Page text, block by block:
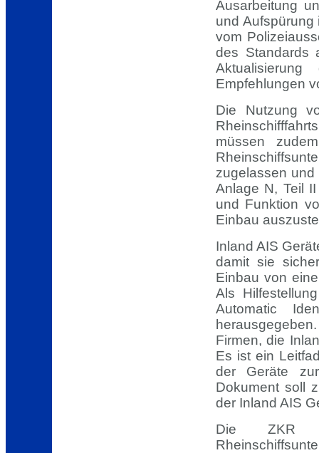
Ausarbeitung
und Aufspürung
vom
des Standards
Empfehlungen
Die Nutzung
müssen
zugelassen
Anlage N, Teil
und Funktion
Einbau
Inland AIS
damit sie
Einbau von
Als
Automatic
Firmen, die
Es ist ein
der Geräte
Dokument soll
der Inland AIS
Die ZKR